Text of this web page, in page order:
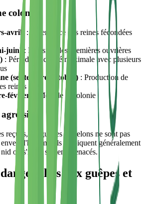
colonie
avril)
: Émergence des reines fécondées
juin) : Éclosion des premières ouvrières
: Période d'activité maximale avec plusieurs
(septembre-octobre) : Production de
reines
février)
: Mort de la colonie
reçues, les guêpes et frelons ne sont pas
l'homme. Ils ne piquent généralement
ou s'ils se sentent menacés.
liés aux guêpes et